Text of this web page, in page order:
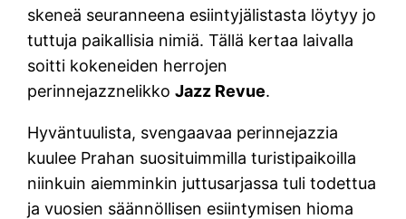
skeneä seuranneena esiintyjälistasta löytyy jo
tuttuja paikallisia nimiä. Tällä kertaa laivalla
soitti kokeneiden herrojen
perinnejazznelikkoJazz Revue.
Hyväntuulista, svengaavaa perinnejazzia
kuulee Prahan suosituimmilla turistipaikoilla
niinkuin aiemminkin juttusarjassa tuli todettua
ja vuosien säännöllisen esiintymisen hioma